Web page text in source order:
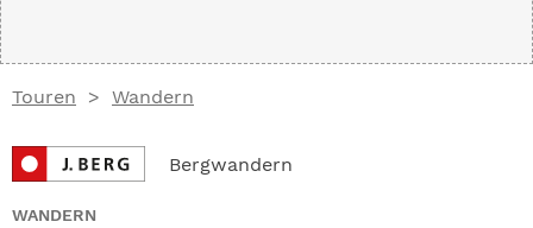
Touren Wandern
Bergwandern
WANDERN
ABO